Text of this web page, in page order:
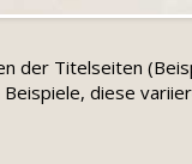
der Titelseiten
diese